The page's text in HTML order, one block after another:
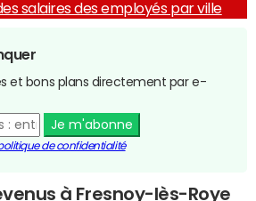
salaires des employés par ville
et bons plans directement par e-
Je m'abonne
de confidentialité
à Fresnoy-lès-Roye